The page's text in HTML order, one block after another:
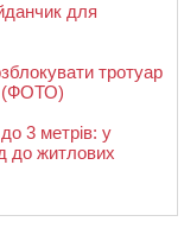
для
тротуар
(ФОТО)
3 метрів: у
до житлових